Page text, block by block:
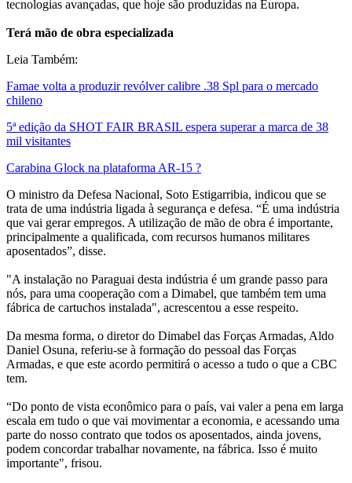
tecnologias avançadas, que hoje são produzidas na Europa.
Terá mão de obra especializada
Leia Também:
Famae volta a produzir revólver calibre .38 Spl para o mercado
chileno
5ª edição da SHOT FAIR BRASIL espera superar a marca de 38
mil visitantes
Carabina Glock na plataforma AR-15 ?
O ministro da Defesa Nacional, Soto Estigarribia, indicou que se
trata de uma indústria ligada à segurança e defesa. “É uma indústria
que vai gerar empregos. A utilização de mão de obra é importante,
principalmente a qualificada, com recursos humanos militares
aposentados”, disse.
"A instalação no Paraguai desta indústria é um grande passo para
nós, para uma cooperação com a Dimabel, que também tem uma
fábrica de cartuchos instalada", acrescentou a esse respeito.
Da mesma forma, o diretor do Dimabel das Forças Armadas, Aldo
Daniel Osuna, referiu-se à formação do pessoal das Forças
Armadas, e que este acordo permitirá o acesso a tudo o que a CBC
tem.
“Do ponto de vista econômico para o país, vai valer a pena em larga
escala em tudo o que vai movimentar a economia, e acessando uma
parte do nosso contrato que todos os aposentados, ainda jovens,
podem concordar trabalhar novamente, na fábrica. Isso é muito
importante", frisou.